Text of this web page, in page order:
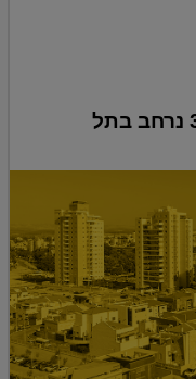
אור ירוק לפרויקט תמ"א 38 נרחב בתל